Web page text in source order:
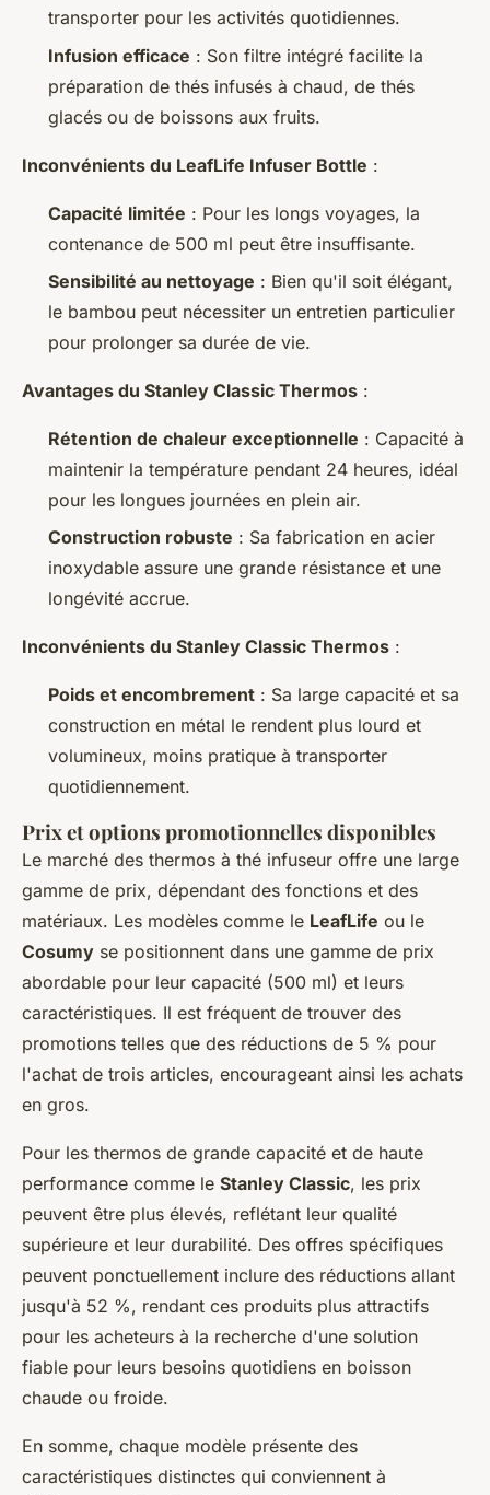
transporter pour les activités quotidiennes.
Infusion efficace : Son filtre intégré facilite la
préparation de thés infusés à chaud, de thés
glacés ou de boissons aux fruits.
Inconvénients du LeafLife Infuser Bottle :
Capacité limitée : Pour les longs voyages, la
contenance de 500 ml peut être insuffisante.
Sensibilité au nettoyage : Bien qu'il soit élégant,
le bambou peut nécessiter un entretien particulier
pour prolonger sa durée de vie.
Avantages du Stanley Classic Thermos :
Rétention de chaleur exceptionnelle : Capacité à
maintenir la température pendant 24 heures, idéal
pour les longues journées en plein air.
Construction robuste : Sa fabrication en acier
inoxydable assure une grande résistance et une
longévité accrue.
Inconvénients du Stanley Classic Thermos :
Poids et encombrement : Sa large capacité et sa
construction en métal le rendent plus lourd et
volumineux, moins pratique à transporter
quotidiennement.
Prix et options promotionnelles disponibles
Le marché des thermos à thé infuseur offre une large
gamme de prix, dépendant des fonctions et des
matériaux. Les modèles comme le LeafLife ou le
Cosumy se positionnent dans une gamme de prix
abordable pour leur capacité (500 ml) et leurs
caractéristiques. Il est fréquent de trouver des
promotions telles que des réductions de 5 % pour
l'achat de trois articles, encourageant ainsi les achats
en gros.
Pour les thermos de grande capacité et de haute
performance comme le Stanley Classic, les prix
peuvent être plus élevés, reflétant leur qualité
supérieure et leur durabilité. Des offres spécifiques
peuvent ponctuellement inclure des réductions allant
jusqu'à 52 %, rendant ces produits plus attractifs
pour les acheteurs à la recherche d'une solution
fiable pour leurs besoins quotidiens en boisson
chaude ou froide.
En somme, chaque modèle présente des
caractéristiques distinctes qui conviennent à